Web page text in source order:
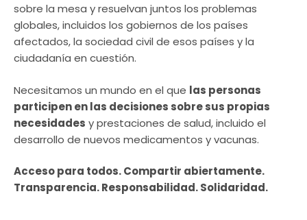
sobre la mesa y resuelvan juntos los problemas
globales, incluidos los gobiernos de los países
afectados, la sociedad civil de esos países y la
ciudadanía en cuestión.
Necesitamos un mundo en el que las personas
participen en las decisiones sobre sus propias
necesidades y prestaciones de salud, incluido el
desarrollo de nuevos medicamentos y vacunas.
Acceso para todos. Compartir abiertamente.
Transparencia. Responsabilidad. Solidaridad.